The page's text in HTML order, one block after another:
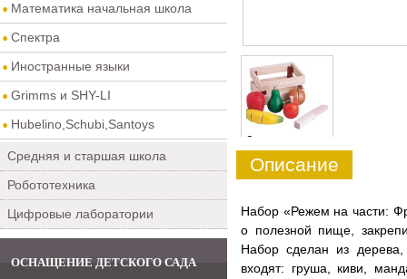
Математика начальная школа
Спектра
Иностранные языки
Grimms и SHY-LI
Hubelino,Schubi,Santoys
Средняя и старшая школа
Робототехника
Цифровые лаборатории
ОСНАЩЕНИЕ ДЕТСКОГО САДА
0
Описание
Набор «Режем на части:
о полезной пище,
Набор сделан из
входят: груша, киви,